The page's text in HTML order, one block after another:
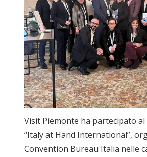
Visit Piemonte ha partecipato
“Italy at Hand International”,
Convention Bureau Italia nelle